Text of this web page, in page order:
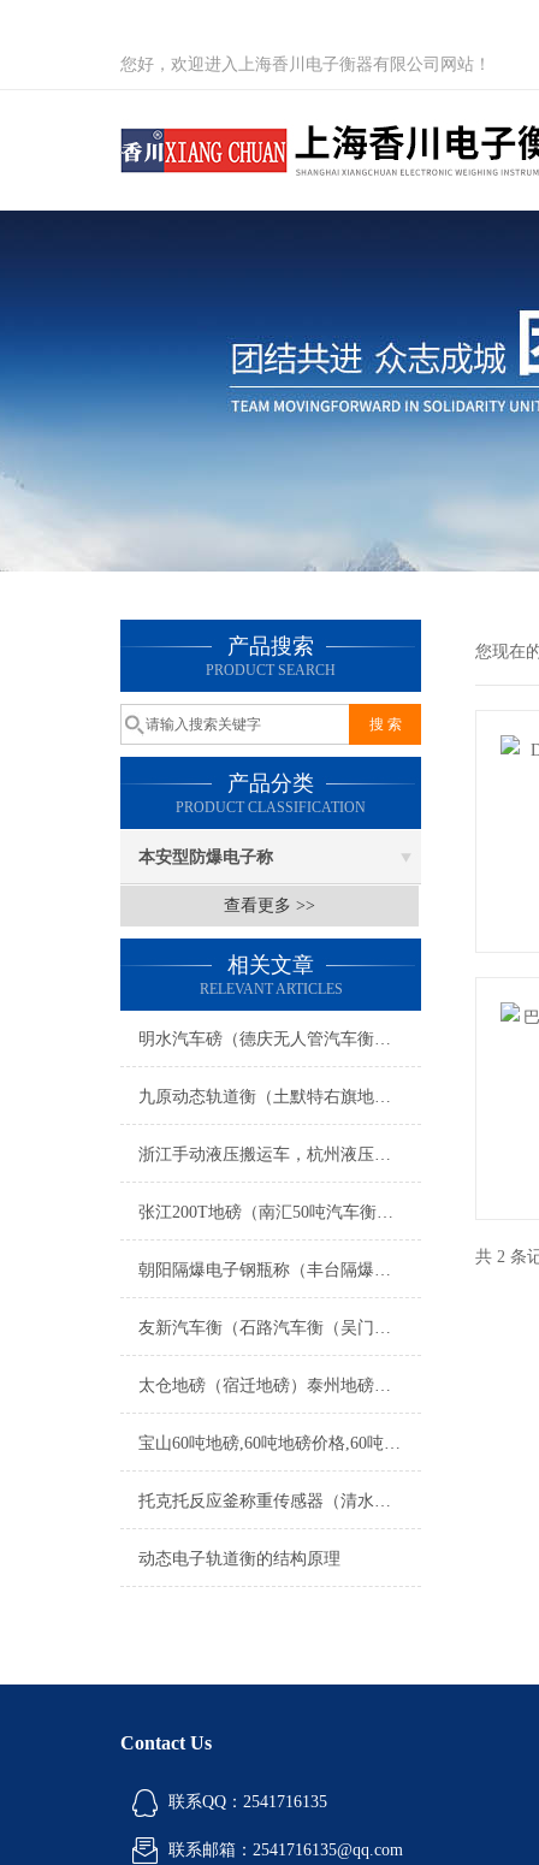
您好，欢迎进入上海香川电子衡器有限公司网站！
产品搜索
PRODUCT SEARCH
产品分类
PRODUCT CLASSIFICATION
本安型防爆电子称
查看更多 >>
相关文章
RELEVANT ARTICLES
明水汽车磅（德庆无人管汽车衡）端州OMS智能称）梅州道闸称重汽车衡维修
九原动态轨道衡（土默特右旗地磅）郊区便携式汽车衡）玉泉道闸称重地磅维修
浙江手动液压搬运车，杭州液压搬运秤，叉车秤
张江200T地磅（南汇50吨汽车衡）安亭轨道称）枫泾20T吊秤维修
朝阳隔爆电子钢瓶称（丰台隔爆电子磅秤）石景山电子隔爆称维修
友新汽车衡（石路汽车衡（吴门桥汽车衡）沧浪汽车衡）胥江汽车衡维修
太仓地磅（宿迁地磅）泰州地磅维修
宝山60吨地磅,60吨地磅价格,60吨地磅多少钱
托克托反应釜称重传感器（清水河反应釜安装称重模块维修
动态电子轨道衡的结构原理
您现在
共 2 条
Contact Us
联系QQ：2541716135
联系邮箱：2541716135@qq.com